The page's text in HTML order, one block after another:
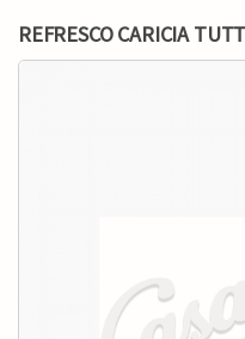
REFRESCO CARICIA